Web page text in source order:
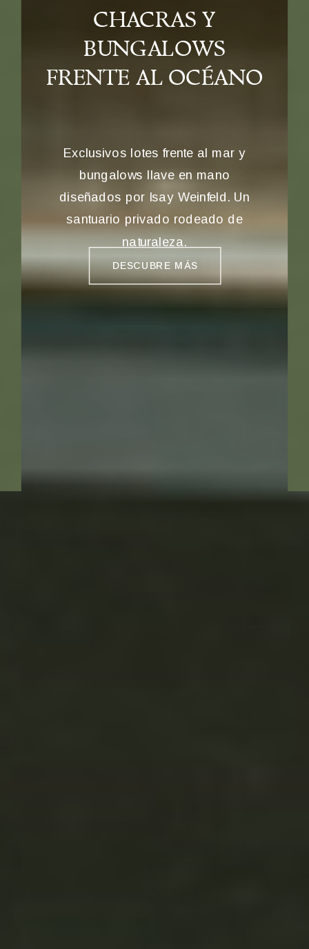
DESCUBRE MÁS
Exclusivos lotes frente al mar y
bungalows llave en mano
diseñados por Isay Weinfeld. Un
santuario privado rodeado de
naturaleza.
CHACRAS Y
BUNGALOWS
FRENTE AL OCÉANO